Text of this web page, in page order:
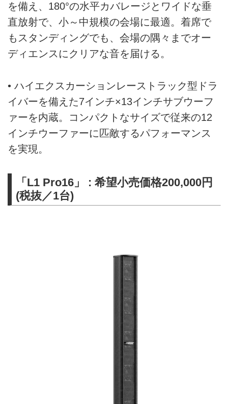
を備え、180°の水平カバレージとワイドな垂
直放射で、小～中規模の会場に最適。着席で
もスタンディングでも、会場の隅々までオー
ディエンスにクリアな音を届ける。
• ハイエクスカーションレーストラック型ドラ
イバーを備えた7インチ×13インチサブウーフ
ァーを内蔵。コンパクトなサイズで従来の12
インチウーファーに匹敵するパフォーマンス
を実現。
「L1 Pro16」 : 希望小売価格200,000円
(税抜／1台)